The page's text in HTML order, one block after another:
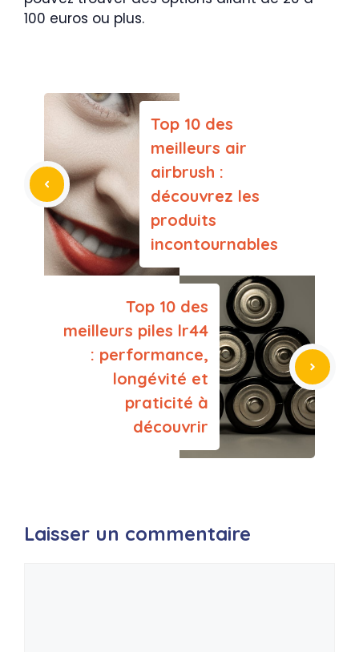
100 euros ou plus.
Top 10 des
meilleurs air
airbrush :
découvrez les
produits
incontournables
Top 10 des
meilleurs piles lr44
: performance,
longévité et
praticité à
découvrir
Laisser un commentaire